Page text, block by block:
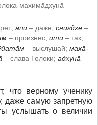
махима̄дхуна̄
апи– даже; снигдхе–
– произнес; ити – так;
– выслушай; маха̄-
– слава Голоки; адхуна̄ –
что верному ученику
даже самую запретную
услышать о величии